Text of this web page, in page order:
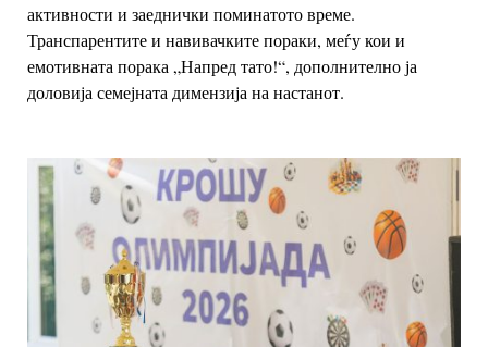
активности и заеднички поминатото време.
Транспарентите и навивачките пораки, меѓу кои и
емотивната порака „Напред тато!“, дополнително ја
доловија семејната димензија на настанот.